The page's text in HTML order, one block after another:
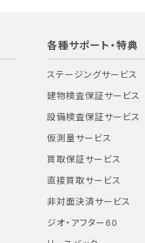
各種サポート・特典
ステージングサービス
建物検査保証サービス
設備検査保証サービス
仮測量サービス
買取保証サービス
直接買取サービス
非対面決済サービス
ジオ・アフター60